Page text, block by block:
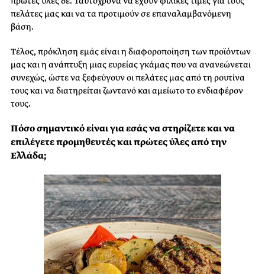
πελάτες μας και να τα προτιμούν σε επαναλαμβανόμενη
βάση.
Τέλος, πρόκληση εμάς είναι η διαφοροποίηση των προϊόντων
μας και η ανάπτυξη μιας ευρείας γκάμας που να ανανεώνεται
συνεχώς, ώστε να ξεφεύγουν οι πελάτες μας από τη ρουτίνα
τους και να διατηρείται ζωντανό και αμείωτο το ενδιαφέρον
τους.
Πόσο σημαντικό είναι για εσάς να στηρίζετε και να
επιλέγετε προμηθευτές και πρώτες ύλες από την
Ελλάδα;